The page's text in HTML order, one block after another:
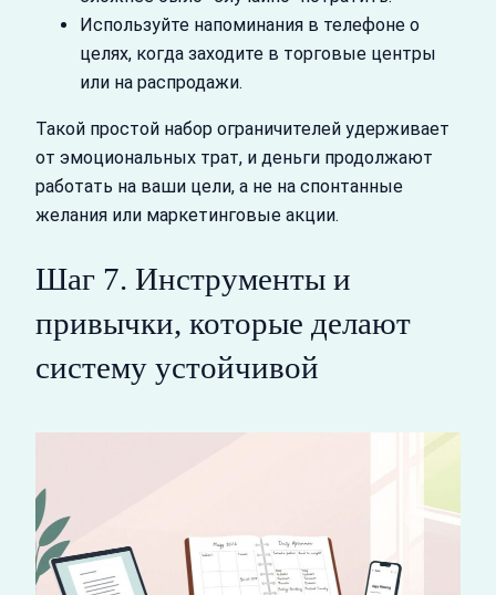
Используйте напоминания в телефоне о
целях, когда заходите в торговые центры
или на распродажи.
Такой простой набор ограничителей удерживает
от эмоциональных трат, и деньги продолжают
работать на ваши цели, а не на спонтанные
желания или маркетинговые акции.
Шаг 7. Инструменты и
привычки, которые делают
систему устойчивой